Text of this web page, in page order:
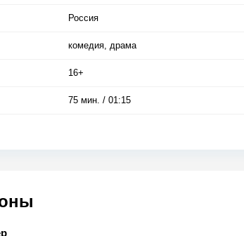
Россия
комедия, драма
16+
75 мин. / 01:15